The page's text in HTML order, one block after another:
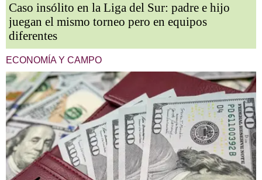
Caso insólito en la Liga del Sur: padre e hijo
juegan el mismo torneo pero en equipos
diferentes
ECONOMÍA Y CAMPO